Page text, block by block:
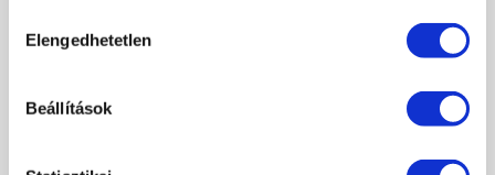
kiválasztása
Elengedhetetlen
Beállítások
színre cserélhető
borítást, a fehér Click-Clack lefolyót és a